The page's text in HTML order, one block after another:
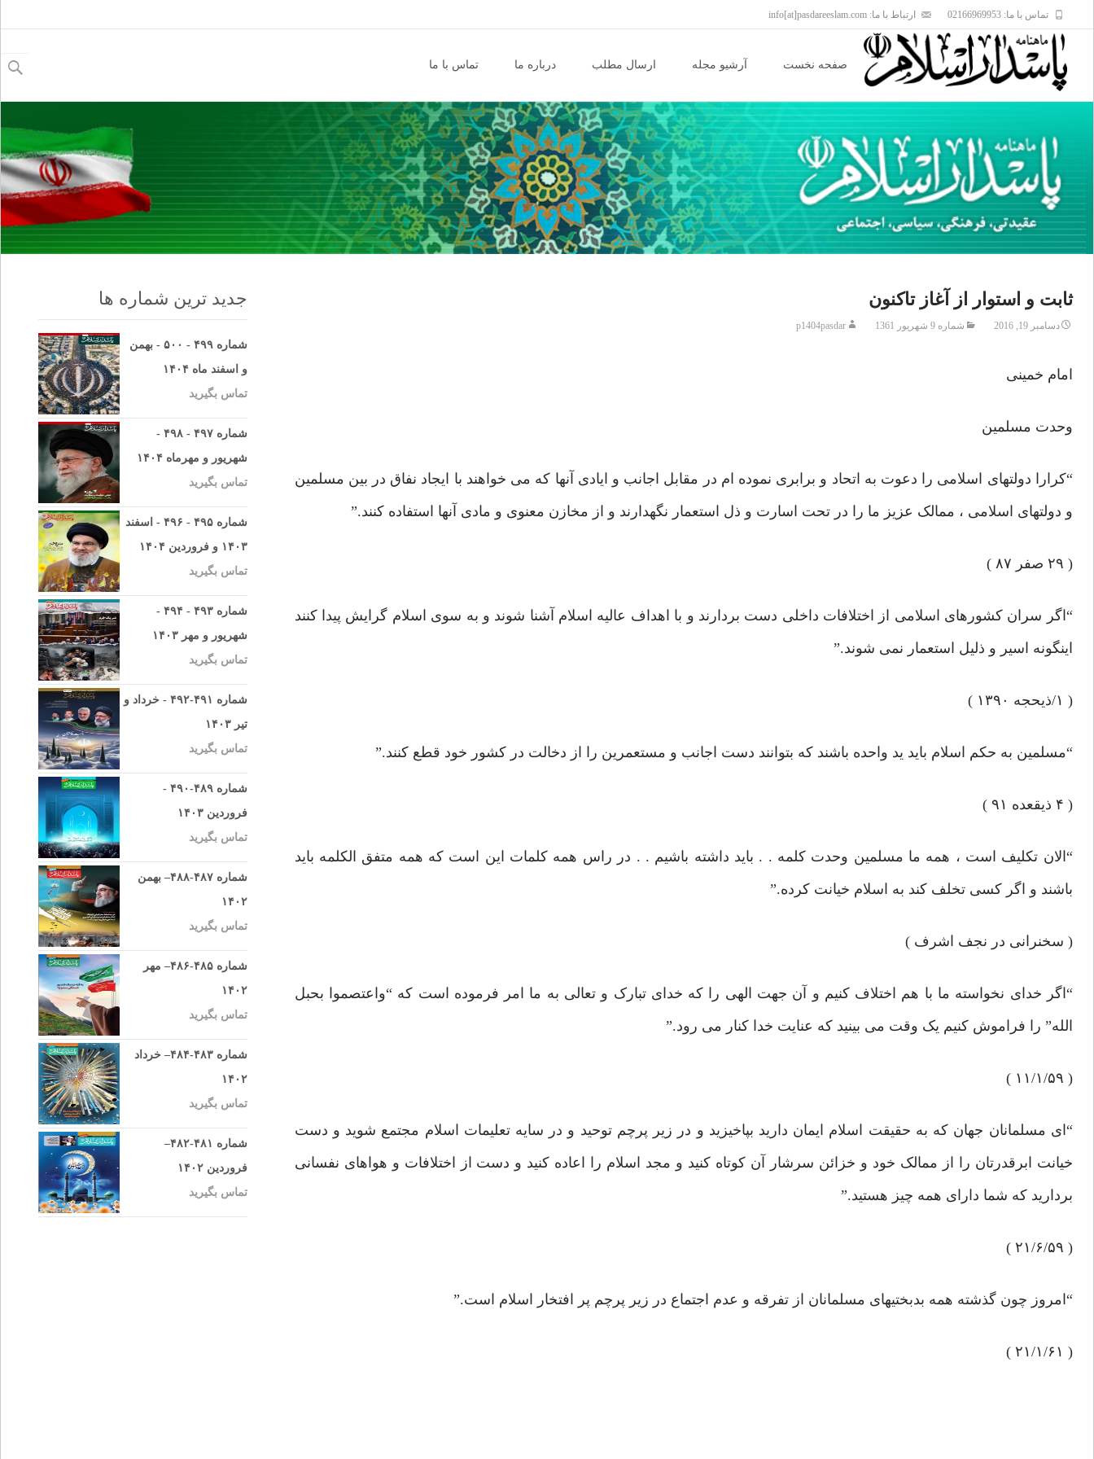
تماس با ما: 02166969953 ارتباط با ما: info[at]pasdareeslam.com
content
صفحه نخست آرشیو مجله ارسال مطلب درباره ما تماس با ما
برای:
ثابت و استوار از آغاز تاکنون
دسامبر 19, 2016 شماره 9 شهریور 1361 p1404pasdar
امام خمینی
وحدت مسلمین
“کرارا دولتهای اسلامی را دعوت به اتحاد و برابری نموده ام در مقابل اجانب و ایادی آنها که می خواهند با ایجاد نفاق در بین مسلمین
و دولتهای اسلامی ، ممالک عزیز ما را در تحت اسارت و ذل استعمار نگهدارند و از مخازن معنوی و مادی آنها استفاده کنند.”
( ۲۹ صفر ۸۷ )
“اگر سران کشورهای اسلامی از اختلافات داخلی دست بردارند و با اهداف عالیه اسلام آشنا شوند و به سوی اسلام گرایش پیدا کنند
اینگونه اسیر و ذلیل استعمار نمی شوند.”
( ۱/ذیحجه ۱۳۹۰ )
“مسلمین به حکم اسلام باید ید واحده باشند که بتوانند دست اجانب و مستعمرین را از دخالت در کشور خود قطع کنند.”
( ۴ ذیقعده ۹۱ )
“الان تکلیف است ، همه ما مسلمین وحدت کلمه . . باید داشته باشیم . . در راس همه کلمات این است که همه متفق الکلمه باید
باشند و اگر کسی تخلف کند به اسلام خیانت کرده.”
( سخنرانی در نجف اشرف )
“اگر خدای نخواسته ما با هم اختلاف کنیم و آن جهت الهی را که خدای تبارک و تعالی به ما امر فرموده است که “واعتصموا بحبل
الله” را فراموش کنیم یک وقت می بینید که عنایت خدا کنار می رود.”
( ۱۱/۱/۵۹ )
“ای مسلمانان جهان که به حقیقت اسلام ایمان دارید بپاخیزید و در زیر پرچم توحید و در سایه تعلیمات اسلام مجتمع شوید و دست
خیانت ابرقدرتان را از ممالک خود و خزائن سرشار آن کوتاه کنید و مجد اسلام را اعاده کنید و دست از اختلافات و هواهای نفسانی
بردارید که شما دارای همه چیز هستید.”
( ۲۱/۶/۵۹ )
“امروز چون گذشته همه بدبختیهای مسلمانان از تفرقه و عدم اجتماع در زیر پرچم پر افتخار اسلام است.”
( ۲۱/۱/۶۱ )
جدید ترین شماره ها
شماره ۴۹۹ - ۵۰۰ - بهمن
و اسفند ماه ۱۴۰۴
تماس بگیرید
شماره ۴۹۷ - ۴۹۸ -
شهریور و مهرماه ۱۴۰۴
تماس بگیرید
شماره ۴۹۵ - ۴۹۶ - اسفند
۱۴۰۳ و فروردین ۱۴۰۴
تماس بگیرید
شماره ۴۹۳ - ۴۹۴ -
شهریور و مهر ۱۴۰۳
تماس بگیرید
شماره ۴۹۱-۴۹۲ - خرداد و
تیر ۱۴۰۳
تماس بگیرید
شماره ۴۸۹-۴۹۰ -
فروردین ۱۴۰۳
تماس بگیرید
شماره ۴۸۷-۴۸۸– بهمن
۱۴۰۲
تماس بگیرید
شماره ۴۸۵-۴۸۶– مهر
۱۴۰۲
تماس بگیرید
شماره ۴۸۳-۴۸۴– خرداد
۱۴۰۲
تماس بگیرید
شماره ۴۸۱-۴۸۲–
فروردین ۱۴۰۲
تماس بگیرید